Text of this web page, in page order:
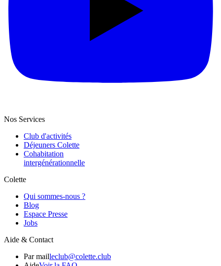
Nos Services
Club d'activités
Déjeuners Colette
Cohabitation
intergénération­nelle
Colette
Qui sommes-nous ?
Blog
Espace Presse
Jobs
Aide & Contact
Par mailleclub@colette.club